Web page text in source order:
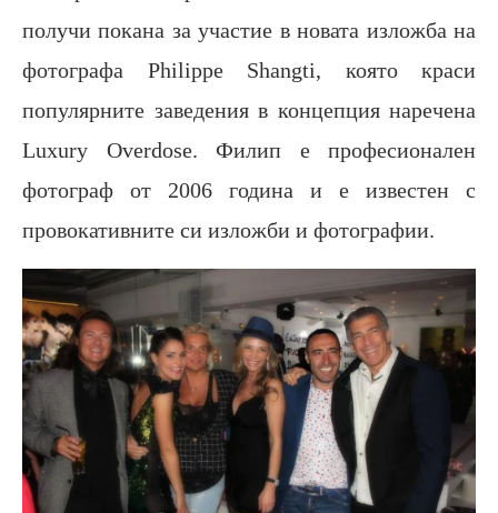
получи покана за участие в новата изложба на
фотографа Philippe Shangti, която краси
популярните заведения в концепция наречена
Luxury Overdose. Филип е професионален
фотограф от 2006 година и е известен с
провокативните си изложби и фотографии.